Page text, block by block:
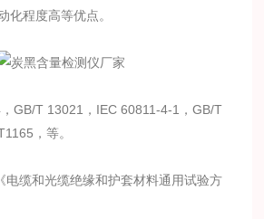
化程度高等优点。
GB/T 13021，IEC 60811-4-1，GB/T
，等。
缆和光缆绝缘和护套材料通用试验方